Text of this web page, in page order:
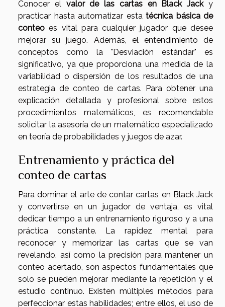
Conocer el valor de las cartas en Black Jacky
practicar hasta automatizar esta técnica básica de
conteo es vital para cualquier jugador que desee
mejorar su juego. Además, el entendimiento de
conceptos como la "Desviación estándar" es
significativo, ya que proporciona una medida de la
variabilidad o dispersión de los resultados de una
estrategia de conteo de cartas. Para obtener una
explicación detallada y profesional sobre estos
procedimientos matemáticos, es recomendable
solicitar la asesoría de un matemático especializado
en teoría de probabilidades y juegos de azar.
Entrenamiento y práctica del
conteo de cartas
Para dominar el arte de contar cartas en Black Jack
y convertirse en un jugador de ventaja, es vital
dedicar tiempo a un entrenamiento riguroso y a una
práctica constante. La rapidez mental para
reconocer y memorizar las cartas que se van
revelando, así como la precisión para mantener un
conteo acertado, son aspectos fundamentales que
solo se pueden mejorar mediante la repetición y el
estudio continuo. Existen múltiples métodos para
perfeccionar estas habilidades; entre ellos, el uso de